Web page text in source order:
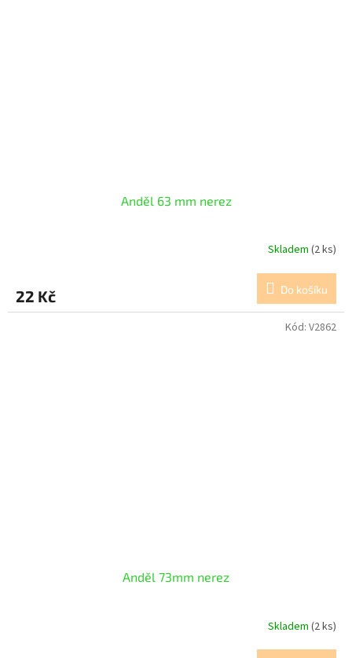
Anděl 63 mm nerez
Skladem (2 ks)
22 Kč Do košíku
Anděl 73mm nerez
Skladem (2 ks)
Kód: V2862